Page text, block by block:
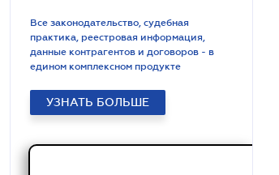
Все законодательство, судебная
практика, реестровая информация,
данные контрагентов и договоров - в
едином комплексном продукте
УЗНАТЬ БОЛЬШЕ